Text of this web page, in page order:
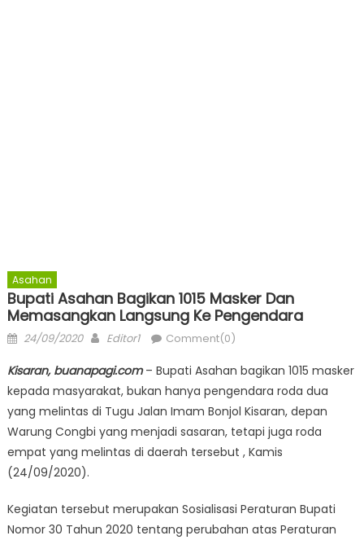
Asahan
Bupati Asahan Bagikan 1015 Masker Dan
Memasangkan Langsung Ke Pengendara
Posted
24/09/2020 Author
Editor1 Comment(0)
Kisaran, buanapagi.com– Bupati Asahan bagikan 1015 masker
kepada masyarakat, bukan hanya pengendara roda dua
yang melintas di Tugu Jalan Imam Bonjol Kisaran, depan
Warung Congbi yang menjadi sasaran, tetapi juga roda
empat yang melintas di daerah tersebut , Kamis
(24/09/2020).
Kegiatan tersebut merupakan Sosialisasi Peraturan Bupati
Nomor 30 Tahun 2020 tentang perubahan atas Peraturan